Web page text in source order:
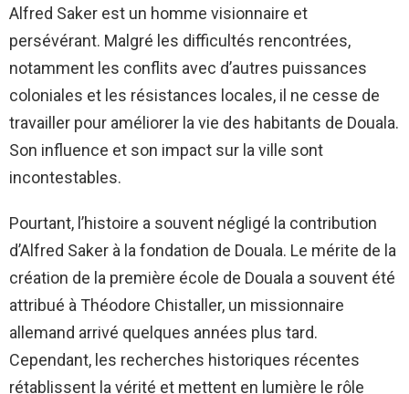
Alfred Saker est un homme visionnaire et
persévérant. Malgré les difficultés rencontrées,
notamment les conflits avec d’autres puissances
coloniales et les résistances locales, il ne cesse de
travailler pour améliorer la vie des habitants de Douala.
Son influence et son impact sur la ville sont
incontestables.
Pourtant, l’histoire a souvent négligé la contribution
d’Alfred Saker à la fondation de Douala. Le mérite de la
création de la première école de Douala a souvent été
attribué à Théodore Chistaller, un missionnaire
allemand arrivé quelques années plus tard.
Cependant, les recherches historiques récentes
rétablissent la vérité et mettent en lumière le rôle